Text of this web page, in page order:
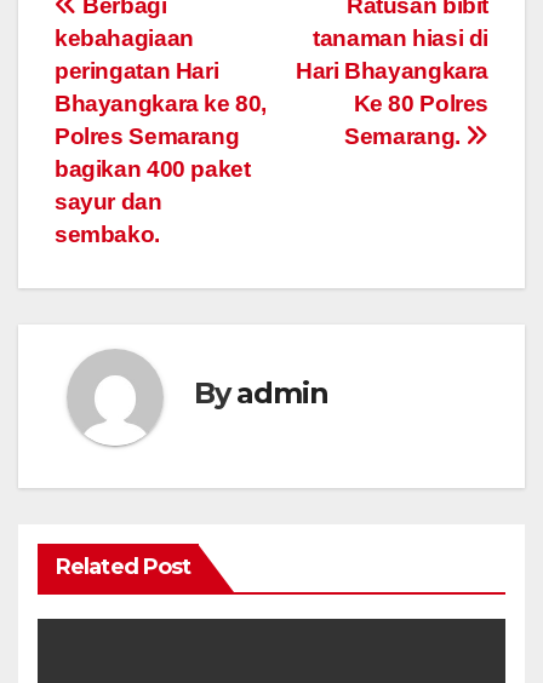
Post
navigation
Ratusan bibit
tanaman hiasi di
Hari Bhayangkara
Ke 80 Polres
Semarang.
Berbagi
kebahagiaan
peringatan Hari
Bhayangkara ke 80,
Polres Semarang
bagikan 400 paket
sayur dan
sembako.
Byadmin
Related Post